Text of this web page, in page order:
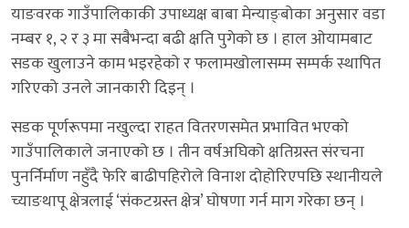
याङवरक गाउँपालिकाकी उपाध्यक्ष बाबा मेन्याङ्बोका अनुसार वडा
नम्बर १, २ र ३ मा सबैभन्दा बढी क्षति पुगेको छ । हाल ओयामबाट
सडक खुलाउने काम भइरहेको र फलामखोलासम्म सम्पर्क स्थापित
गरिएको उनले जानकारी दिइन् ।
सडक पूर्णरूपमा नखुल्दा राहत वितरणसमेत प्रभावित भएको
गाउँपालिकाले जनाएको छ । तीन वर्षअघिको क्षतिग्रस्त संरचना
पुनर्निर्माण नहुँदै फेरि बाढीपहिरोले विनाश दोहोरिएपछि स्थानीयले
च्याङथापू क्षेत्रलाई ‘संकटग्रस्त क्षेत्र’ घोषणा गर्न माग गरेका छन् ।